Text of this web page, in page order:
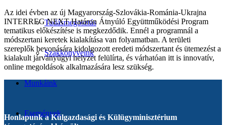
Tudásmegosztás
Szakkönyveink
Munkáink
Események
Az idei évben az új Magyarország-Szlovákia-Románia-Ukrajna
INTERREG NEXT Határon Átnyúló Együttműködési Program
tematikus előkészítése is megkezdődik. Ennél a programnál a
módszertani keretek kialakítása van folyamatban. A területi
szereplők bevonására kidolgozott eredeti módszertant és ütemezést a
kialakult járványügyi helyzet felülírta, és várhatóan itt is innovatív,
online megoldások alkalmazására lesz szükség.
Honlapunk a Külgazdasági és Külügyminisztérium